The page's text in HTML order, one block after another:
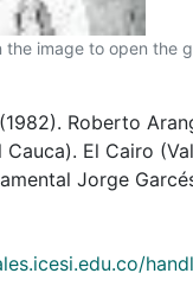
the image to open the
Roberto
Cauca). El Cairo
Jorge